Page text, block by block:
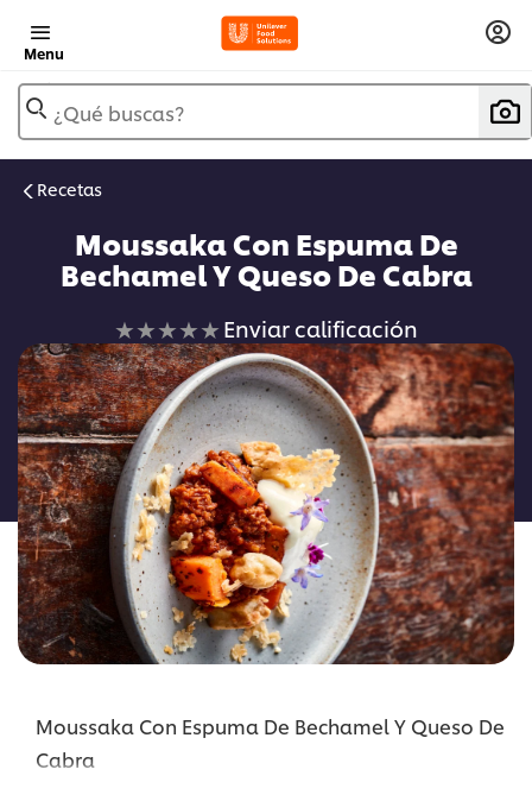
Menu
¿Qué buscas?
Recetas
Moussaka Con Espuma De
Bechamel Y Queso De Cabra
No
se
han
enviado
calificaciones
para
este
recipe
Enviar calificación
Moussaka Con Espuma De Bechamel Y Queso De
Cabra